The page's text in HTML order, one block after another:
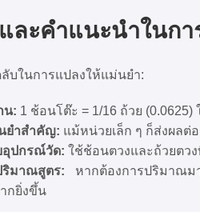
ละคำแนะนำในกา
บในการแปลงให้แม่นยำ:
น: 1 ช้อนโต๊ะ = 1/16 ถ้วย
ยำสำคัญ: แม้หน่วยเล็ก ๆ ก็ส่งผลต่
อุปกรณ์วัด: ใช้ช้อนตวงและถ้วยตว
ริมาณสูตร: หากต้องการปริมาณม
กยิ่งขึ้น